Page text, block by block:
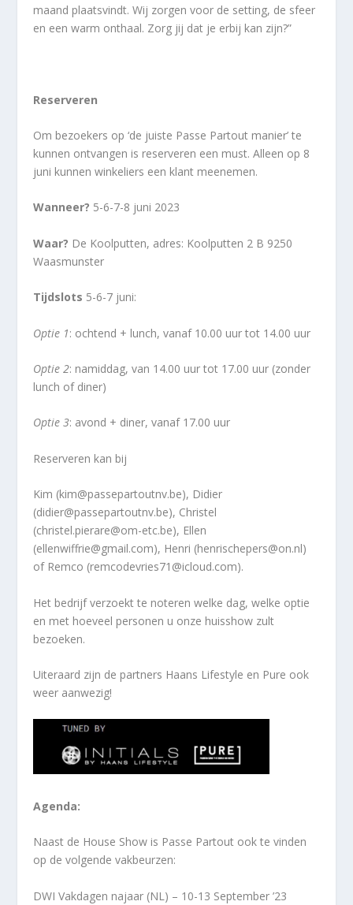
maand plaatsvindt. Wij zorgen voor de setting, de sfeer
en een warm onthaal. Zorg jij dat je erbij kan zijn?”
Reserveren
Om bezoekers op ‘de juiste Passe Partout manier’ te
kunnen ontvangen is reserveren een must. Alleen op 8
juni kunnen winkeliers een klant meenemen.
Wanneer? 5-6-7-8 juni 2023
Waar? De Koolputten, adres: Koolputten 2 B 9250
Waasmunster
Tijdslots 5-6-7 juni:
Optie 1: ochtend + lunch, vanaf 10.00 uur tot 14.00 uur
Optie 2: namiddag, van 14.00 uur tot 17.00 uur (zonder
lunch of diner)
Optie 3: avond + diner, vanaf 17.00 uur
Reserveren kan bij
Kim (kim@passepartoutnv.be), Didier
(didier@passepartoutnv.be), Christel
(christel.pierare@om-etc.be), Ellen
(ellenwiffrie@gmail.com), Henri (henrischepers@on.nl)
of Remco (remcodevries71@icloud.com).
Het bedrijf verzoekt te noteren welke dag, welke optie
en met hoeveel personen u onze huisshow zult
bezoeken.
Uiteraard zijn de partners Haans Lifestyle en Pure ook
weer aanwezig!
Agenda:
Naast de House Show is Passe Partout ook te vinden
op de volgende vakbeurzen:
DWI Vakdagen najaar (NL) – 10-13 September ’23